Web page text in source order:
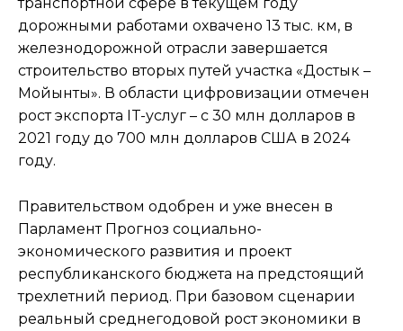
дорожными работами охвачено 13 тыс. км, в
железнодорожной отрасли завершается
строительство вторых путей участка «Достык –
Мойынты». В области цифровизации отмечен
рост экспорта IT-услуг – с 30 млн долларов в
2021 году до 700 млн долларов США в 2024
году.
Правительством одобрен и уже внесен в
Парламент Прогноз социально-
экономического развития и проект
республиканского бюджета на предстоящий
трехлетний период. При базовом сценарии
реальный среднегодовой рост экономики в